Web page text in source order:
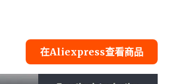
在Aliexpress查看商品